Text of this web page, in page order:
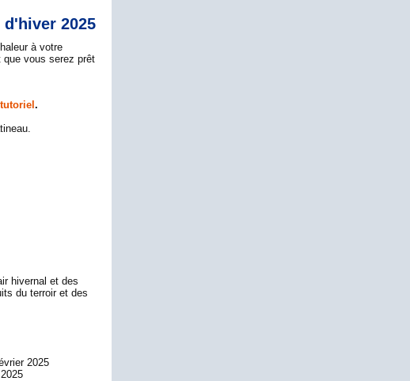
2025
à votre
que vous serez prêt
.
hivernal et des
du terroir et des
2025